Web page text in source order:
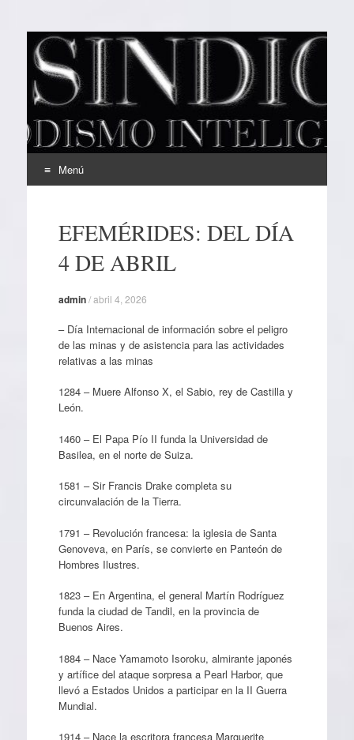
EL SINDICAL
Periodismo Inteligente
Menú
contenidoEFEMÉRIDES: DEL DÍA
4 DE ABRIL
admin/abril 4, 2026
– Día Internacional de información sobre el peligro
de las minas y de asistencia para las actividades
relativas a las minas
1284 – Muere Alfonso X, el Sabio, rey de Castilla y
León.
1460 – El Papa Pío II funda la Universidad de
Basilea, en el norte de Suiza.
1581 – Sir Francis Drake completa su
circunvalación de la Tierra.
1791 – Revolución francesa: la iglesia de Santa
Genoveva, en París, se convierte en Panteón de
Hombres Ilustres.
1823 – En Argentina, el general Martín Rodríguez
funda la ciudad de Tandil, en la provincia de
Buenos Aires.
1884 – Nace Yamamoto Isoroku, almirante japonés
y artífice del ataque sorpresa a Pearl Harbor, que
llevó a Estados Unidos a participar en la II Guerra
Mundial.
1914 – Nace la escritora francesa Marguerite